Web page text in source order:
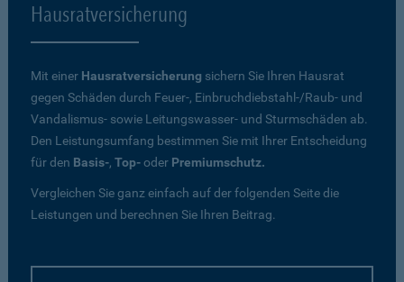
Hausratversicherung
Mit einer Hausratversicherung sichern Sie Ihren Hausrat
gegen Schäden durch Feuer-, Einbruchdiebstahl-/Raub- und
Vandalismus- sowie Leitungswasser- und Sturmschäden ab.
Den Leistungsumfang bestimmen Sie mit Ihrer Entscheidung
für den Basis-, Top-oder Premiumschutz.
Vergleichen Sie ganz einfach auf der folgenden Seite die
Leistungen und berechnen Sie Ihren Beitrag.